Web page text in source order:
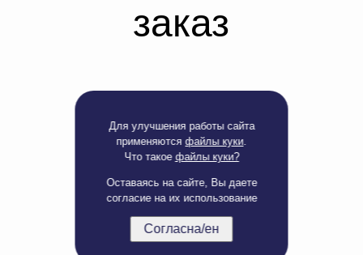
Для улучшения работы сайта
применяютсяфайлы куки.
Что такое файлы куки?
Оставаясь на сайте, Вы даете
согласие на их использование
Согласна/ен
заказ
Полная версия сайта